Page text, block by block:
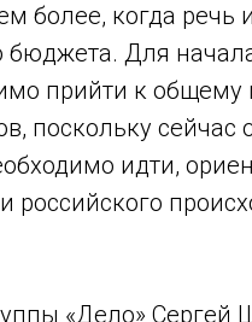
более, когда речь
бюджета. Для
прийти к
поскольку сейчас
идти,
российского
«Дело»